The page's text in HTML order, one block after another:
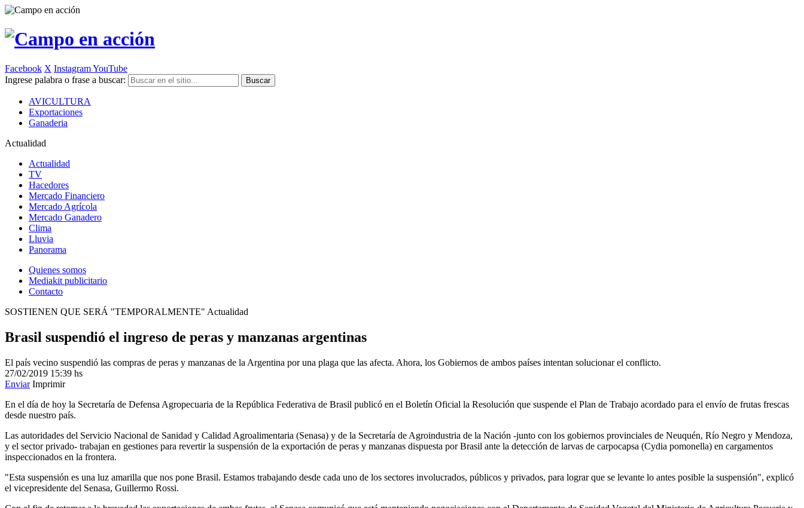
Facebook X InstagramYouTube
Ingrese palabra o frase a buscar:
AVICULTURA
Exportaciones
Ganaderia
Actualidad
Actualidad
TV
Hacedores
Mercado Financiero
Mercado Agrícola
Mercado Ganadero
Clima
Lluvia
Panorama
Quienes somos
Mediakit publicitario
Contacto
SOSTIENEN QUE SERÁ "TEMPORALMENTE" Actualidad
Brasil suspendió el ingreso de peras y manzanas argentinas
El país vecino suspendió las compras de peras y manzanas de la Argentina por una plaga que las afecta. Ahora, los Gobiernos de ambos países intentan solucionar el conflicto.
27/02/2019 15:39 hs
Enviar Imprimir
En el día de hoy la Secretaría de Defensa Agropecuaria de la República Federativa de Brasil publicó en el Boletín Oficial la Resolución que suspende el Plan de Trabajo acordado para el envío de frutas frescas
desde nuestro país.
Las autoridades del Servicio Nacional de Sanidad y Calidad Agroalimentaria (Senasa) y de la Secretaría de Agroindustria de la Nación -junto con los gobiernos provinciales de Neuquén, Río Negro y Mendoza,
y el sector privado- trabajan en gestiones para revertir la suspensión de la exportación de peras y manzanas dispuesta por Brasil ante la detección de larvas de carpocapsa (Cydia pomonella) en cargamentos
inspeccionados en la frontera.
"Esta suspensión es una luz amarilla que nos pone Brasil. Estamos trabajando desde cada uno de los sectores involucrados, públicos y privados, para lograr que se levante lo antes posible la suspensión", explicó
el vicepresidente del Senasa, Guillermo Rossi.